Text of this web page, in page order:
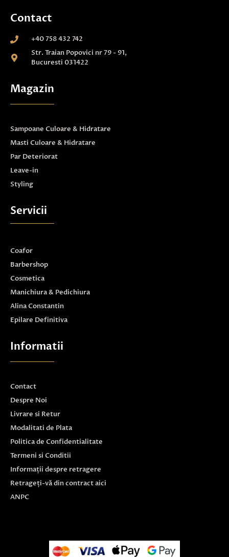
Contact
+40 758 432 742
Str. Traian Popovici nr 79 - 91,
Bucuresti 031422
Magazin
Sampoane Culoare & Hidratare
Masti Culoare & Hidratare
Par Deteriorat
Leave-in
Styling
Servicii
Coafor
Barbershop
Cosmetica
Manichiura & Pedichiura
Alina Constantin
Epilare Definitiva
Informatii
Contact
Despre Noi
Livrare si Retur
Modalitati de Plata
Politica de Confidentialitate
Termeni si Conditii
Informații despre retragere
Retrageți-vă din contract aici
ANPC